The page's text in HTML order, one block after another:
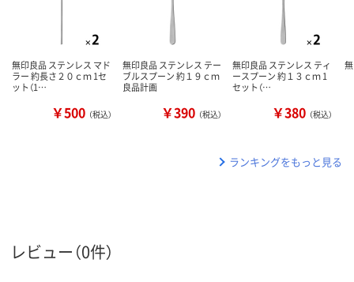
無印良品 ステンレス マド
ラー 約長さ２０ｃｍ 1セ
ット（1…
￥500 （税込）
無印良品 ステンレス テー
ブルスプーン 約１９ｃｍ
良品計画
￥390 （税込）
無印良品 ステンレス ティ
ースプーン 約１３ｃｍ 1
セット（…
￥380 （税込）
ランキングをもっと見る
レビュー（0件）